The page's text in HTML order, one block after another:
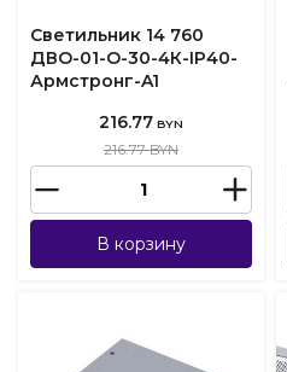
Светильник 14 760
ДВО-01-О-30-4К-IP40-
Армстронг-A1
216.77 BYN
216.77 BYN
В корзину